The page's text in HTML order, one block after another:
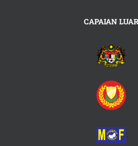
CAPAIAN LUAR